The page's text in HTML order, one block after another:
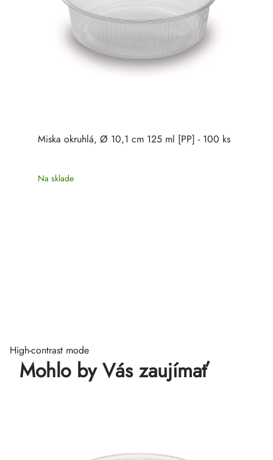
Miska okruhlá, Ø 10,1 cm 125 ml [PP] - 100 ks
Na sklade
High-contrast mode
Mohlo by Vás zaujímať